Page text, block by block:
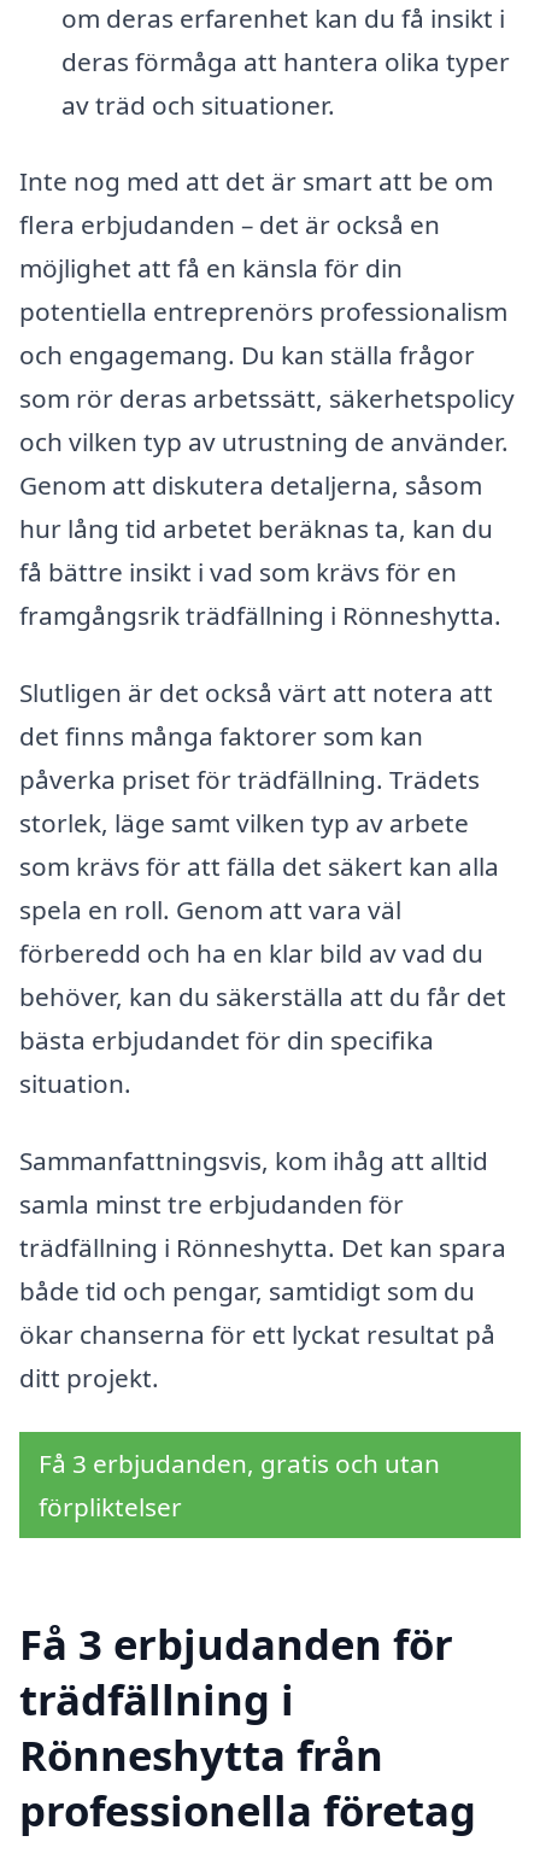
om deras erfarenhet kan du få insikt i
deras förmåga att hantera olika typer
av träd och situationer.
Inte nog med att det är smart att be om
flera erbjudanden – det är också en
möjlighet att få en känsla för din
potentiella entreprenörs professionalism
och engagemang. Du kan ställa frågor
som rör deras arbetssätt, säkerhetspolicy
och vilken typ av utrustning de använder.
Genom att diskutera detaljerna, såsom
hur lång tid arbetet beräknas ta, kan du
få bättre insikt i vad som krävs för en
framgångsrik trädfällning i Rönneshytta.
Slutligen är det också värt att notera att
det finns många faktorer som kan
påverka priset för trädfällning. Trädets
storlek, läge samt vilken typ av arbete
som krävs för att fälla det säkert kan alla
spela en roll. Genom att vara väl
förberedd och ha en klar bild av vad du
behöver, kan du säkerställa att du får det
bästa erbjudandet för din specifika
situation.
Sammanfattningsvis, kom ihåg att alltid
samla minst tre erbjudanden för
trädfällning i Rönneshytta. Det kan spara
både tid och pengar, samtidigt som du
ökar chanserna för ett lyckat resultat på
ditt projekt.
Få 3 erbjudanden, gratis och utan
förpliktelser
Få 3 erbjudanden för
trädfällning i
Rönneshytta från
professionella företag